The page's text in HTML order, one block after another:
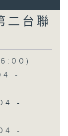
二台聯
-
-
-